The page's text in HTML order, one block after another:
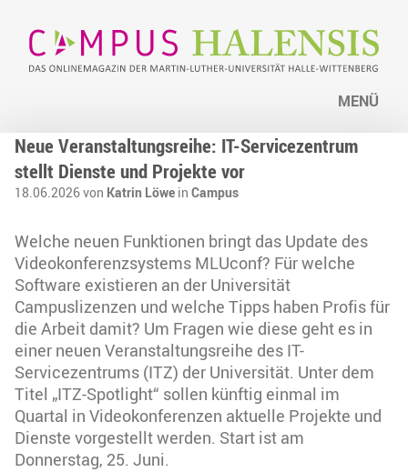
MENÜ
Neue Veranstaltungsreihe: IT-Servicezentrum
stellt Dienste und Projekte vor
18.06.2026 von Katrin Löwe in Campus
Welche neuen Funktionen bringt das Update des
Videokonferenzsystems MLUconf? Für welche
Software existieren an der Universität
Campuslizenzen und welche Tipps haben Profis für
die Arbeit damit? Um Fragen wie diese geht es in
einer neuen Veranstaltungsreihe des IT-
Servicezentrums (ITZ) der Universität. Unter dem
Titel „ITZ-Spotlight“ sollen künftig einmal im
Quartal in Videokonferenzen aktuelle Projekte und
Dienste vorgestellt werden. Start ist am
Donnerstag, 25. Juni.